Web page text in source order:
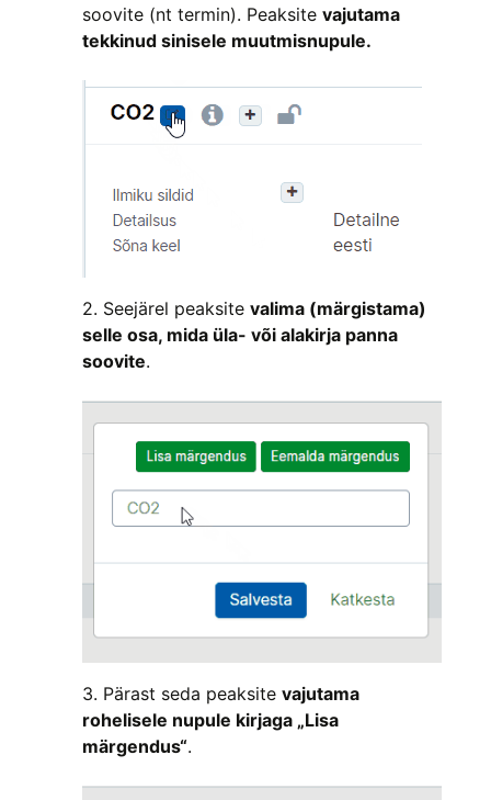
soovite (nt termin). Peaksite vajutama
tekkinud sinisele muutmisnupule.
2. Seejärel peaksite valima (märgistama)
selle osa, mida üla- või alakirja panna
soovite.
3. Pärast seda peaksite vajutama
rohelisele nupule kirjaga „Lisa
märgendus“.